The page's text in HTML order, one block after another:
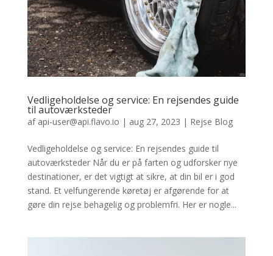
Vedligeholdelse og service: En rejsendes guide
til autoværksteder
af api-user@api.flavo.io | aug 27, 2023 | Rejse Blog
Vedligeholdelse og service: En rejsendes guide til
autoværksteder Når du er på farten og udforsker nye
destinationer, er det vigtigt at sikre, at din bil er i god
stand. Et velfungerende køretøj er afgørende for at
gøre din rejse behagelig og problemfri. Her er nogle...